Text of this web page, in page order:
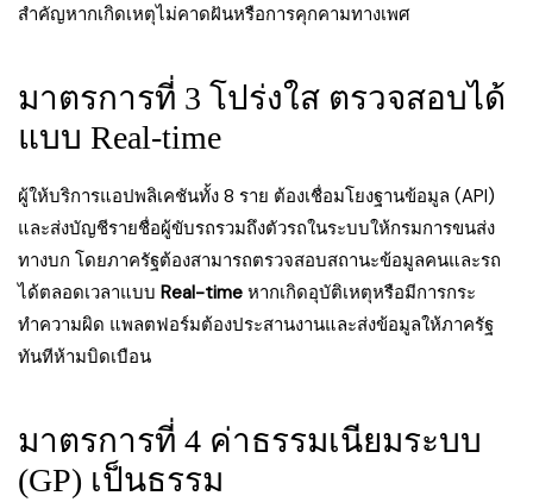
สำคัญหากเกิดเหตุไม่คาดฝันหรือการคุกคามทางเพศ
มาตรการที่ 3 โปร่งใส ตรวจสอบได้
แบบ Real-time
ผู้ให้บริการแอปพลิเคชันทั้ง 8 ราย ต้องเชื่อมโยงฐานข้อมูล (API)
และส่งบัญชีรายชื่อผู้ขับรถรวมถึงตัวรถในระบบให้กรมการขนส่ง
ทางบก โดยภาครัฐต้องสามารถตรวจสอบสถานะข้อมูลคนและรถ
ได้ตลอดเวลาแบบ Real-time หากเกิดอุบัติเหตุหรือมีการกระ
ทำความผิด แพลตฟอร์มต้องประสานงานและส่งข้อมูลให้ภาครัฐ
ทันทีห้ามบิดเบือน
มาตรการที่ 4 ค่าธรรมเนียมระบบ
(GP) เป็นธรรม